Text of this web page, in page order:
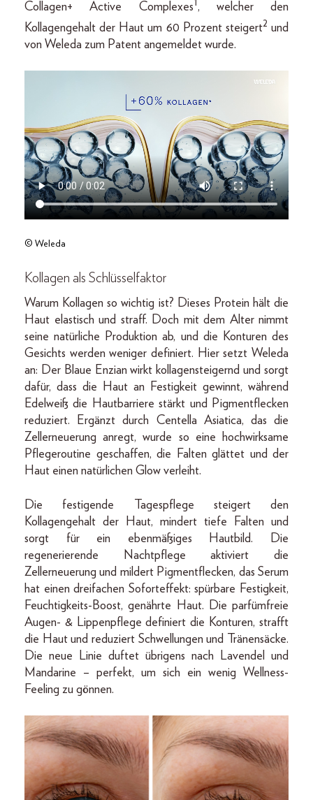
Collagen+ Active Complexes1 , welcher den
Kollagengehalt der Haut um 60 Prozent steigert2 und
von Weleda zum Patent angemeldet wurde.
© Weleda
Kollagen als Schlüsselfaktor
Warum Kollagen so wichtig ist? Dieses Protein hält die
Haut elastisch und straff. Doch mit dem Alter nimmt
seine natürliche Produktion ab, und die Konturen des
Gesichts werden weniger definiert. Hier setzt Weleda
an: Der Blaue Enzian wirkt kollagensteigernd und sorgt
dafür, dass die Haut an Festigkeit gewinnt, während
Edelweiß die Hautbarriere stärkt und Pigmentflecken
reduziert. Ergänzt durch Centella Asiatica, das die
Zellerneuerung anregt, wurde so eine hochwirksame
Pflegeroutine geschaffen, die Falten glättet und der
Haut einen natürlichen Glow verleiht.
Die festigende Tagespflege steigert den
Kollagengehalt der Haut, mindert tiefe Falten und
sorgt für ein eben­mäßiges Hautbild. Die
regenerierende Nachtpflege aktiviert die
Zellerneuerung und mildert Pigmentflecken, das Serum
hat einen dreifachen Soforteffekt: spürbare Festigkeit,
Feuchtigkeits-Boost, genährte Haut. Die parfümfreie
Augen- & Lippenpflege definiert die Konturen, strafft
die Haut und reduziert Schwellungen und Trä­nensäcke.
Die neue Linie duftet übrigens nach Lavendel und
Mandarine – perfekt, um sich ein wenig Wellness-
Feeling zu gönnen.